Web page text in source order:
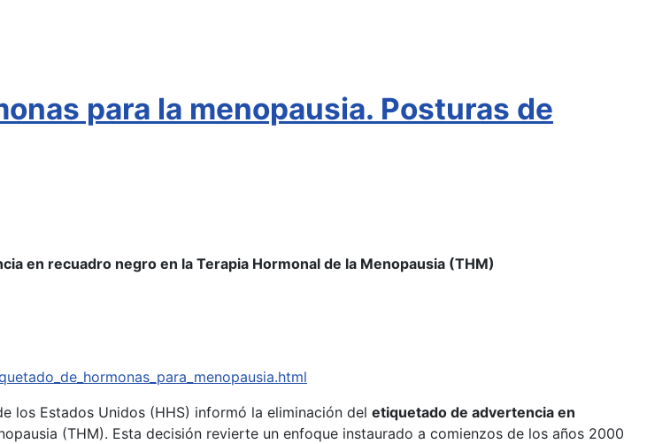
para la menopausia. Posturas de
en recuadro negro en la Terapia Hormonal de la Menopausia (THM)
los Estados Unidos (HHS) informó la eliminación del etiquetado de advertencia en
(THM). Esta decisión revierte un enfoque instaurado a comienzos de los años 2000